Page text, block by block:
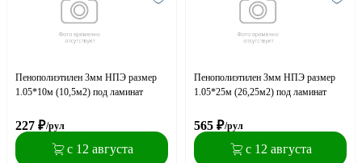
Пенополиэтилен 3мм НПЭ размер
1.05*10м (10,5м2) под ламинат
227 ₽/рул
с 12 августа
Пенополиэтилен 3мм НПЭ размер
1.05*25м (26,25м2) под ламинат
565 ₽/рул
с 12 августа